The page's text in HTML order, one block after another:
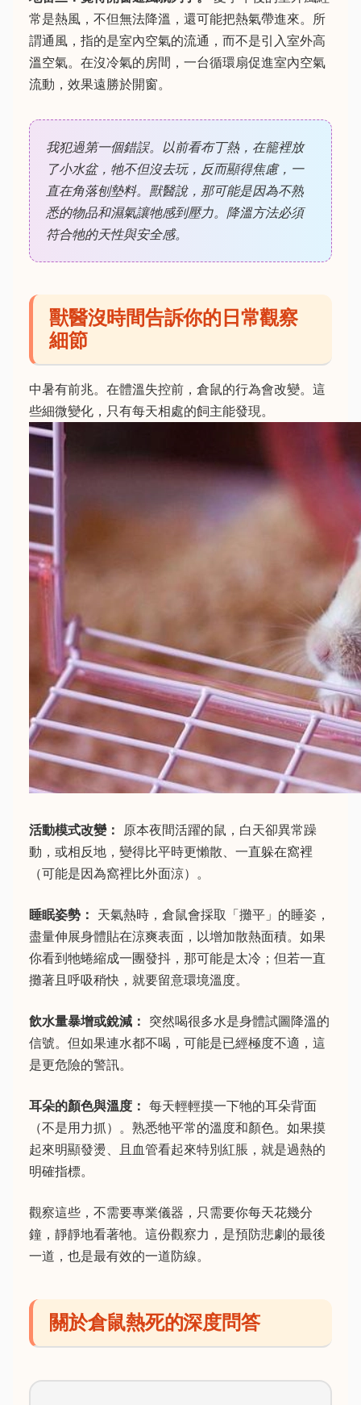
常是熱風，不但無法降溫，還可能把熱氣帶進來。所
謂通風，指的是室內空氣的流通，而不是引入室外高
溫空氣。在沒冷氣的房間，一台循環扇促進室內空氣
流動，效果遠勝於開窗。
我犯過第一個錯誤。以前看布丁熱，在籠裡放
了小水盆，牠不但沒去玩，反而顯得焦慮，一
直在角落刨墊料。獸醫說，那可能是因為不熟
悉的物品和濕氣讓牠感到壓力。降溫方法必須
符合牠的天性與安全感。
獸醫沒時間告訴你的日常觀察
細節
中暑有前兆。在體溫失控前，倉鼠的行為會改變。這
些細微變化，只有每天相處的飼主能發現。
活動模式改變： 原本夜間活躍的鼠，白天卻異常躁
動，或相反地，變得比平時更懶散、一直躲在窩裡
（可能是因為窩裡比外面涼）。
睡眠姿勢： 天氣熱時，倉鼠會採取「攤平」的睡姿，
盡量伸展身體貼在涼爽表面，以增加散熱面積。如果
你看到牠蜷縮成一團發抖，那可能是太冷；但若一直
攤著且呼吸稍快，就要留意環境溫度。
飲水量暴增或銳減： 突然喝很多水是身體試圖降溫的
信號。但如果連水都不喝，可能是已經極度不適，這
是更危險的警訊。
耳朵的顏色與溫度： 每天輕輕摸一下牠的耳朵背面
（不是用力抓）。熟悉牠平常的溫度和顏色。如果摸
起來明顯發燙、且血管看起來特別紅脹，就是過熱的
明確指標。
觀察這些，不需要專業儀器，只需要你每天花幾分
鐘，靜靜地看著牠。這份觀察力，是預防悲劇的最後
一道，也是最有效的一道防線。
關於倉鼠熱死的深度問答